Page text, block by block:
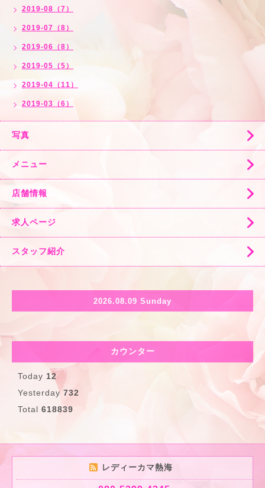
2019-08（7）
2019-07（8）
2019-06（8）
2019-05（5）
2019-04（11）
2019-03（6）
写真
メニュー
店舗情報
求人ページ
スタッフ紹介
2026.08.09 Sunday
カウンター
Today 12
Yesterday 732
Total 618839
レディーカマ熱海